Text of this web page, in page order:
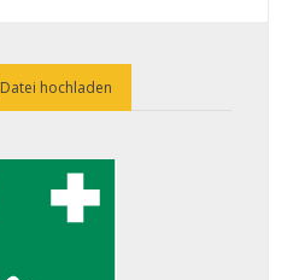
Datei hochladen